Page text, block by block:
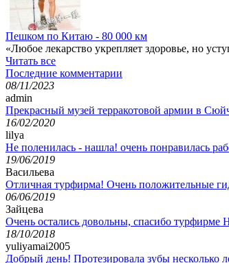
Пешком по Китаю - 80 000 км
«Любое лекарство укрепляет здоровье, но
Читать все
Последние комментарии
08/11/2023
admin
Прекрасный музей терракотовой армии в
16/02/2020
lilya
Не поленилась - нашла! очень понравилась
19/06/2019
Васильева
Отличная турфирма! Очень положительные
06/06/2019
Зайцева
Очень остались довольны, спасибо турфирме
18/10/2018
yuliyamai2005
Добрый день! Протезировала зубы несколько